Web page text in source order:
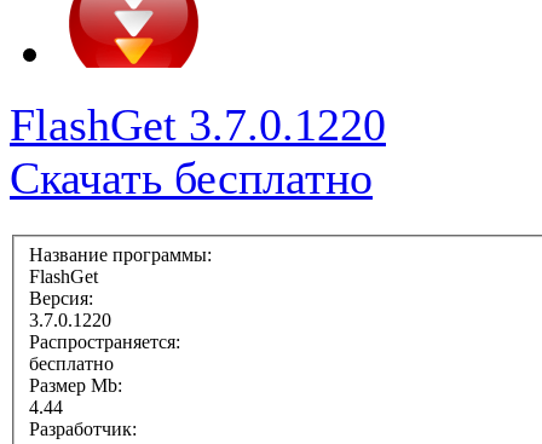
FlashGet 3.7.0.1220
Скачать бесплатно
Название программы:
FlashGet
Версия:
3.7.0.1220
Распространяется:
бесплатно
Размер Mb:
4.44
Разработчик: